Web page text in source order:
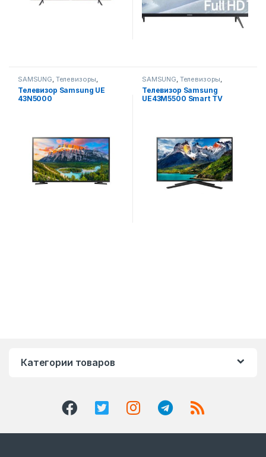
SAMSUNG, Телевизоры,
Телевизоры, фото-видео и
аудио
Телевизор Samsung UE
43N5000
SAMSUNG, Телевизоры,
Телевизоры, фото-видео и
аудио
Телевизор Samsung
UE43M5500 Smart TV
Категории товаров